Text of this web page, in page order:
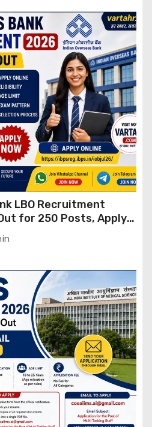
LBO Recruitment
for 250 Posts, Apply